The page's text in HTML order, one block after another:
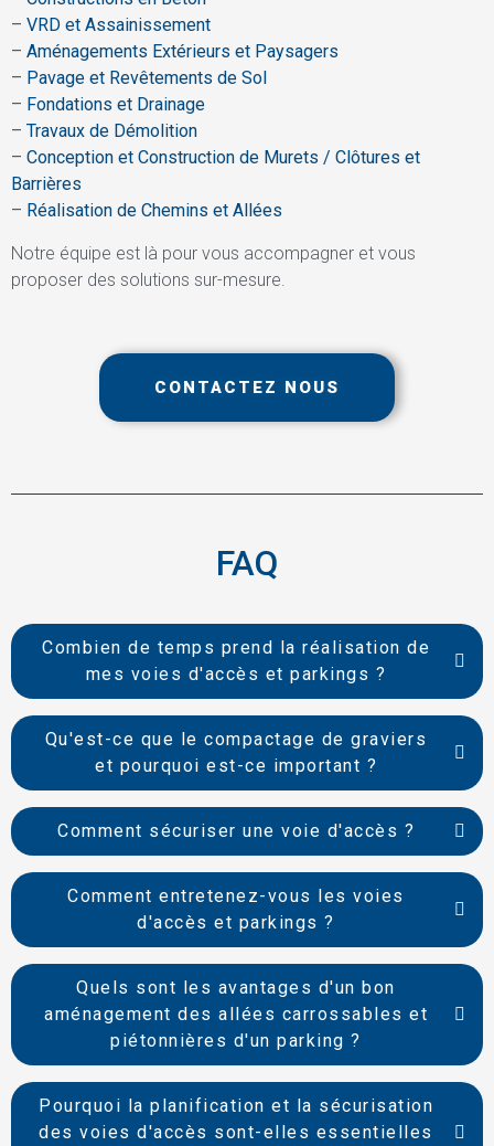
– VRD et Assainissement
– Aménagements Extérieurs et Paysagers
– Pavage et Revêtements de Sol
– Fondations et Drainage
– Travaux de Démolition
– Conception et Construction de Murets / Clôtures et
Barrières
– Réalisation de Chemins et Allées
Notre équipe est là pour vous accompagner et vous
proposer des solutions sur-mesure.
CONTACTEZ NOUS
FAQ
Combien de temps prend la réalisation de
mes voies d'accès et parkings ?
Qu'est-ce que le compactage de graviers
et pourquoi est-ce important ?
Comment sécuriser une voie d'accès ?
Comment entretenez-vous les voies
d'accès et parkings ?
Quels sont les avantages d'un bon
aménagement des allées carrossables et
piétonnières d'un parking ?
Pourquoi la planification et la sécurisation
des voies d'accès sont-elles essentielles